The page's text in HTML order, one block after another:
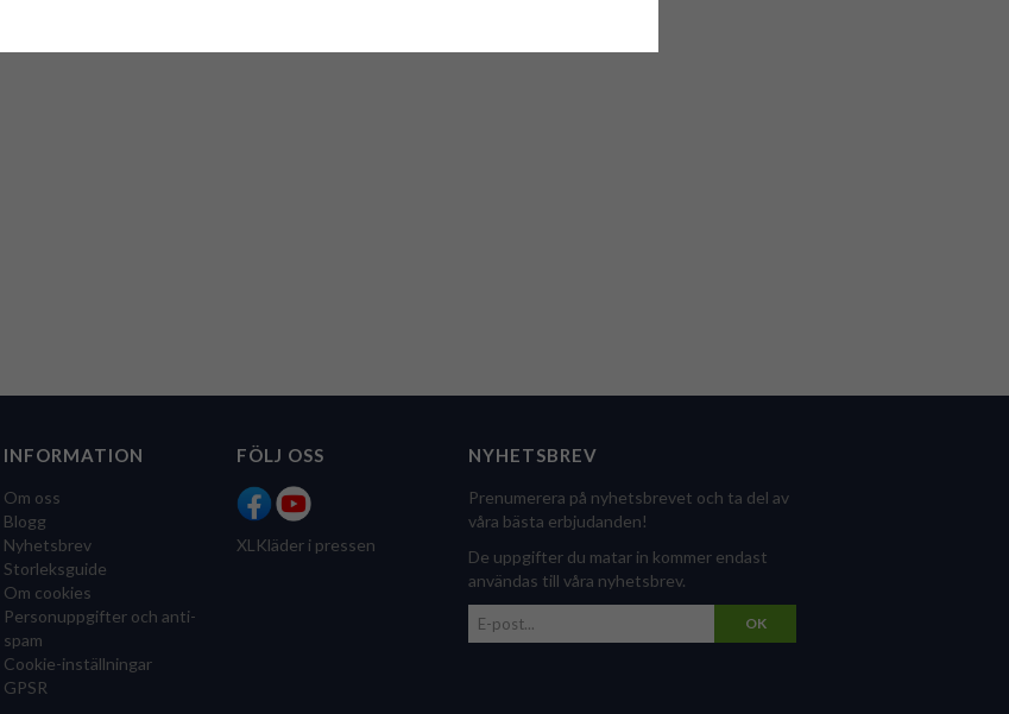
INFORMATION
Om oss
Blogg
Nyhetsbrev
Storleksguide
Om cookies
Personuppgifter och anti-
spam
Cookie-inställningar
GPSR
FÖLJ OSS
XLKläder i pressen
NYHETSBREV
Prenumerera på nyhetsbrevet och ta del av
våra bästa erbjudanden!
De uppgifter du matar in kommer endast
användas till våra nyhetsbrev.
OK